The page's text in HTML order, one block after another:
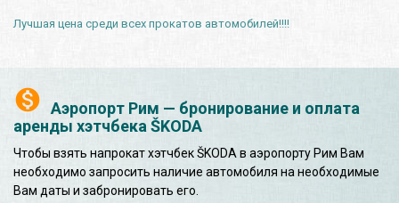
Аэропорт Рим — бронирование и оплата
аренды хэтчбека ŠKODA
Чтобы взять напрокат хэтчбек ŠKODA в аэропорту Рим Вам
необходимо запросить наличие автомобиля на необходимые
Вам даты и забронировать его.
Лучшая цена среди всех прокатов автомобилей!!!!